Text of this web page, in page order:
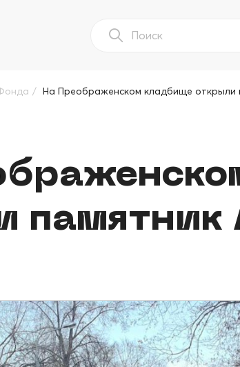
/ На Преображенском кладбище открыли
памятник